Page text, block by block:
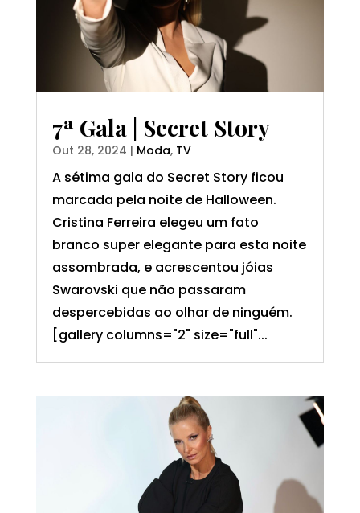
7ª Gala | Secret Story
Out 28, 2024 | Moda, TV
A sétima gala do Secret Story ficou
marcada pela noite de Halloween.
Cristina Ferreira elegeu um fato
branco super elegante para esta noite
assombrada, e acrescentou jóias
Swarovski que não passaram
despercebidas ao olhar de ninguém.
[gallery columns="2" size="full"...